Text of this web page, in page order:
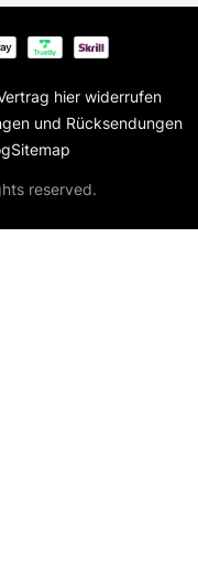
hier widerrufen
und Rücksendungen
Sitemap
reserved.